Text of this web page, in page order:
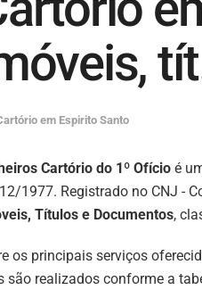
em Espirito Santo
Cartório do 1º Ofício é
1977. Registrado no CNJ -
Títulos e Documentos,
os principais serviços
são realizados conforme a